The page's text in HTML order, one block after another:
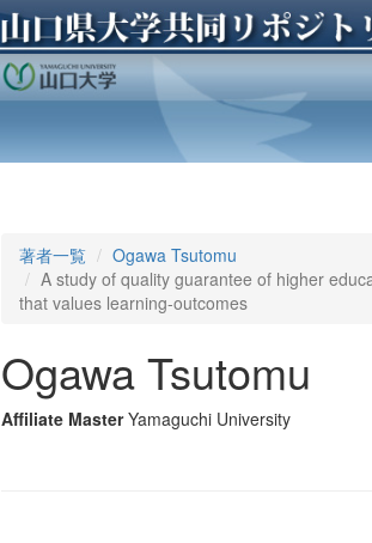
著者一覧
Ogawa Tsutomu
A study of quality guarantee of higher
that values learning-outcomes
Ogawa Tsutomu
Affiliate Master Yamaguchi University